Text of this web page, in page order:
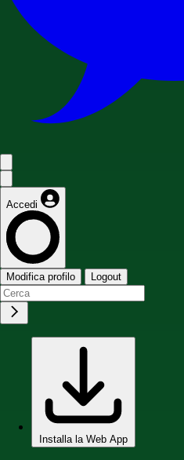
Accedi
Modifica profilo Logout
Installa la Web App